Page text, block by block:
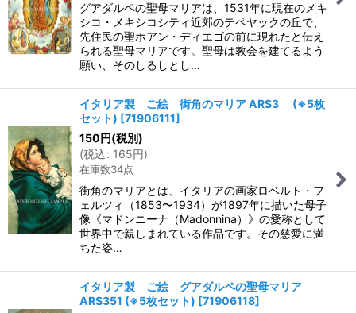
グアダルペの聖母マリアは、1531年に現在のメキ
シコ・メキシコシティ近郊のテペヤックの丘で、
先住民の聖ホアン・ディエゴの前に現れたと伝え
られる聖母マリアです。聖母は教会を建てるよう
願い、そのしるしとし…
イタリア製 ご絵 街角のマリア ARS3 (※5枚
セット) [71906111]
150 円(税別)
(税込: 165円)
在庫数34点
街角のマリアとは、イタリアの画家ロベルト・フ
ェルツィ（1853〜1934）が1897年に描いた母子
像《マドンニーナ（Madonnina）》の愛称として
世界中で親しまれている作品です。その慈愛に満
ちた姿…
イタリア製 ご絵 グアダルペの聖母マリア
ARS351 (※5枚セット) [71906118]